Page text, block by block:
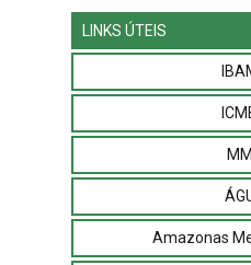
LINKS ÚTEIS
Amazonas